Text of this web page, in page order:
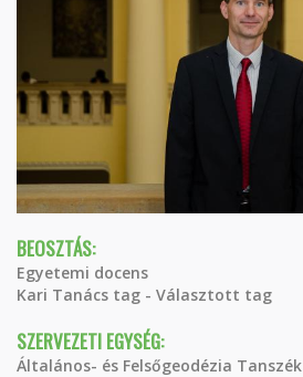
BEOSZTÁS:
Egyetemi docens
Kari Tanács tag - Választott tag
SZERVEZETI EGYSÉG:
Általános- és Felsőgeodézia Tanszék